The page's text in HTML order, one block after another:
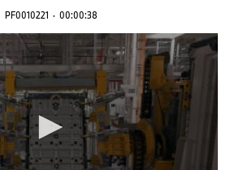
PF0010221 · 00:00:38